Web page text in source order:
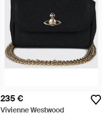
235 €
Vivienne Westwood